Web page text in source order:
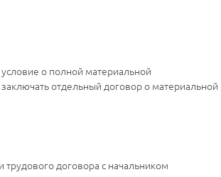
о полной материальной
отдельный договор о материальной
договора с начальником